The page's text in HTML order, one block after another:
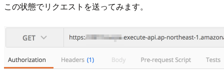
この状態でリクエストを送ってみます。